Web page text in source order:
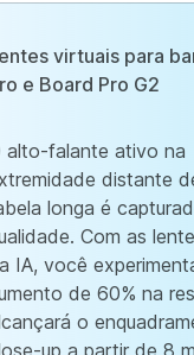
virtuais para
e Board Pro G2
alto-falante ativo na
distante
longa é
Com as
IA, você
de 60% na
o
up a partir de 8